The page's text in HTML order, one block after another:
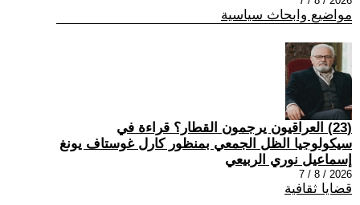
مواضيع وابحاث سياسية
(23) العراقيون يرجمون القطار؟ قراءة في
سيكولوجيا الظل الجمعي بمنظور كارل غوستاف يونغ
إسماعيل نوري الربيعي
2026 / 8 / 7
قضايا ثقافية